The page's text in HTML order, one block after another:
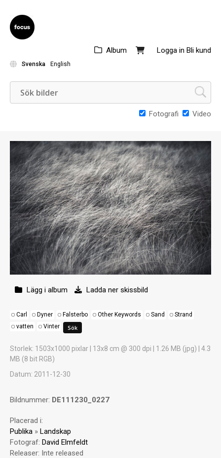
Logga in Bli kund
Album
Svenska English
Fotografi Video
Lägg i album Ladda ner skissbild
Carl Dyner Falsterbo Other Keywords Sand
Strand
vatten
Vinter
Storlek: 1503x1000 pixlar | 13x8 cm @ 300 dpi | 1.26 MB (jpg) | 4.3
MB (8 bit RGB)
Datum: 2011-12-30
Bildnummer: DE111230_0227
Placerad i:
Publika » Landskap
Fotograf: David Elmfeldt
Releaser: Inte released